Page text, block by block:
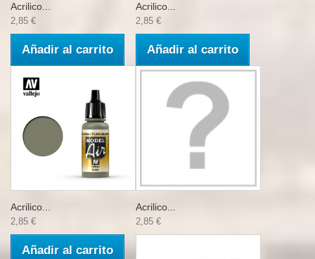
Acrilico...
2,85 €
Añadir al carrito
Acrilico...
2,85 €
Añadir al carrito
Acrilico...
2,85 €
Añadir al carrito
Acrilico...
2,85 €